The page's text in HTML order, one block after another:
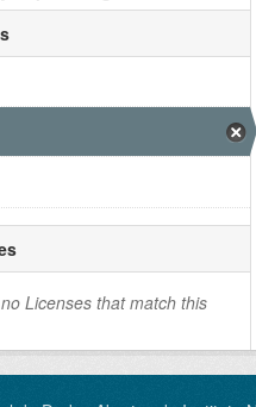
Licenses that match this